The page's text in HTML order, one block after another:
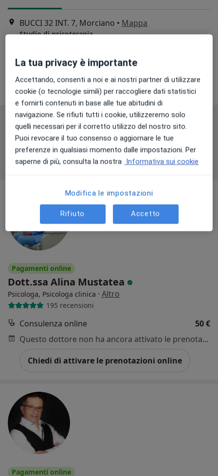
BUCCI 32 INT. 7, Morciano • Mappa
Studio di psicoterapia
Chiedi di attivare le prenotazioni online
Consulenze online disponibili
I professionisti in quest'area non sono disponibili
per visite di persona. Prova invece le consulenze
online.
Pagamenti online
Dott.ssa Alina Mustatea
Psicologa, Psicologa clinica · Altro
195 recensioni
Consulenza online
50 €
Questo dottore non ha ancora attivato le prenotazioni online presso questo indirizzo.
Chiedi di attivare le prenotazioni online
Pagamenti online
La tua privacy è importante
Accettando, consenti a noi e ai nostri partner di utilizzare
cookie (o tecnologie simili) per raccogliere dati statistici
e fornirti contenuti in base alle tue abitudini di
navigazione. Se rifiuti tutti i cookie, utilizzeremo solo
quelli necessari per il corretto utilizzo del nostro sito.
Puoi revocare il tuo consenso o aggiornare le tue
preferenze in qualsiasi momento dalle impostazioni. Per
saperne di più, consulta la nostra Informativa sui cookie
Modifica le impostazioni
Rifiuto Accetto